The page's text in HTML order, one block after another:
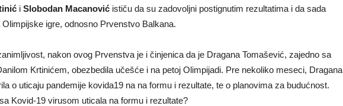
i Slobodan Macanović ističu da su zadovoljni postignutim rezultatima i da sada
igre, odnosno Prvenstvo Balkana.
nakon ovog Prvenstva je i činjenica da je Dragana Tomašević, zajedno sa
Krtinićem, obezbedila učešće i na petoj Olimpijadi. Pre nekoliko meseci, Dragana
o uticaju pandemije kovida19 na na formu i rezultate, te o planovima za budućnost.
Kovid-19 virusom uticala na formu i rezultate?